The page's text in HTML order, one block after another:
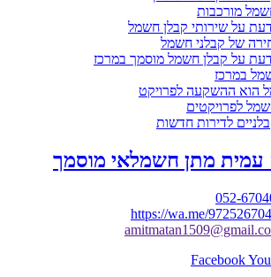
מורכבות
על שירותי קבלן חשמל
של קבלני חשמל
על קבלן חשמל מוסמך במרכז
במרכז
הוא ההשקעה לפרויקט
לפרויקטים
לדירות חדשות
עמית מתן חשמלאי מוסמך
Facebook